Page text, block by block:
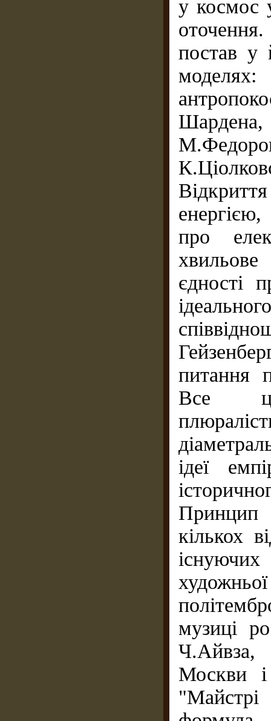
у космос
постав у
про
єдності
питання
Все
ідеї
кількох
музиці
Ч.Айвза,
Москви і